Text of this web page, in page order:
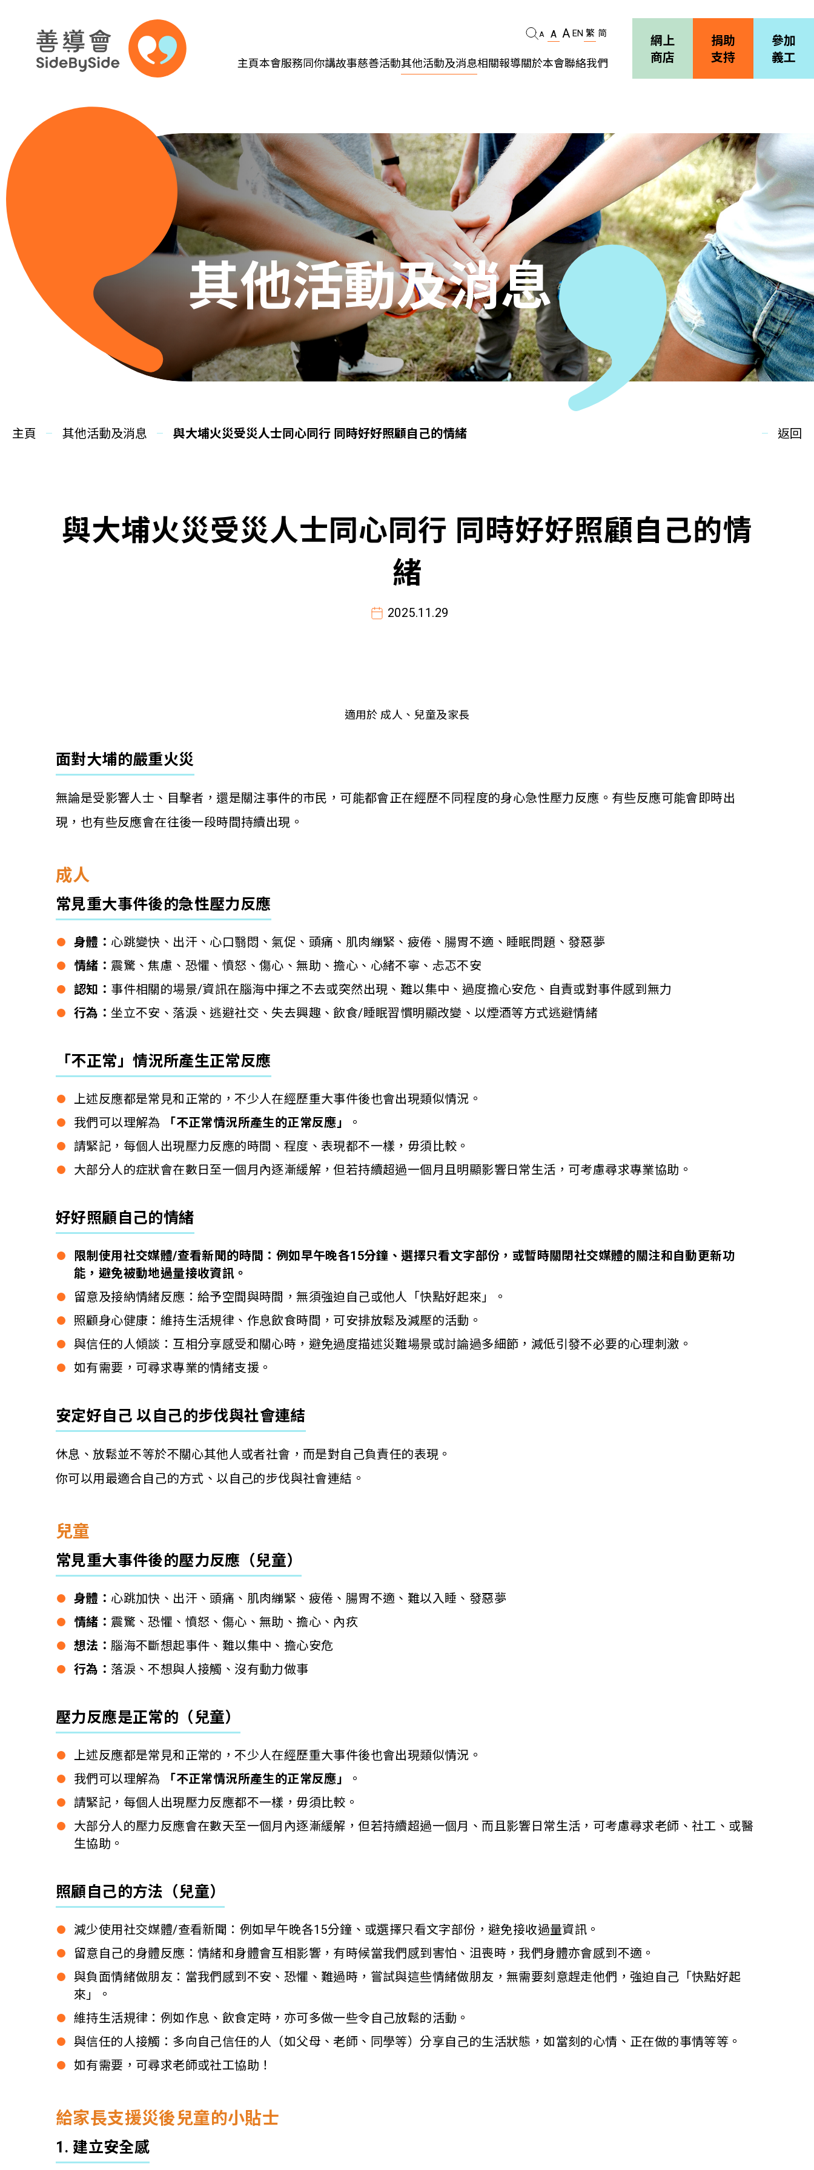
A A A EN 繁 简
主頁本會服務
職能發展
社區教育
多元共融
社區連繫
同你講故事慈善活動其他活動及消息相關報導關於本會
職位空缺
招標通告
聯絡我們
網上
商店
捐助
支持
參加
義工
其他活動及消息
主頁 其他活動及消息 與大埔火災受災人士同心同行 同時好好照顧自己的情緒 返回
與大埔火災受災人士同心同行 同時好好照顧自己的情
緒
2025.11.29
適用於 成人、兒童及家長
面對大埔的嚴重火災
無論是受影響人士、目擊者，還是關注事件的市民，可能都會正在經歷不同程度的身心急性壓力反應。有些反應可能會即時出
現，也有些反應會在往後一段時間持續出現。
成人
常見重大事件後的急性壓力反應
身體： 心跳變快、出汗、心口翳悶、氣促、頭痛、肌肉繃緊、疲倦、腸胃不適、睡眠問題、發惡夢
情緒： 震驚、焦慮、恐懼、憤怒、傷心、無助、擔心、心緒不寧、忐忑不安
認知： 事件相關的場景/資訊在腦海中揮之不去或突然出現、難以集中、過度擔心安危、自責或對事件感到無力
行為：坐立不安、落淚、逃避社交、失去興趣、飲食/睡眠習慣明顯改變、以煙酒等方式逃避情緒
「不正常」情況所產生正常反應
上述反應都是常見和正常的，不少人在經歷重大事件後也會出現類似情況。
我們可以理解為
「不正常情況所產生的正常反應」
。
請緊記，每個人出現壓力反應的時間、程度、表現都不一樣，毋須比較。
大部分人的症狀會在數日至一個月內逐漸緩解，但若持續超過一個月且明顯影響日常生活，可考慮尋求專業協助。
好好照顧自己的情緒
限制使用社交媒體/查看新聞的時間：例如早午晚各15分鐘、選擇只看文字部份，或暫時關閉社交媒體的關注和自動更新功
能，避免被動地過量接收資訊。
留意及接納情緒反應：給予空間與時間，無須強迫自己或他人「快點好起來」。
照顧身心健康：維持生活規律、作息飲食時間，可安排放鬆及減壓的活動。
與信任的人傾談：互相分享感受和關心時，避免過度描述災難場景或討論過多細節，減低引發不必要的心理刺激。
如有需要，可尋求專業的情緒支援。
安定好自己 以自己的步伐與社會連結
休息、放鬆並不等於不關心其他人或者社會，而是對自己負責任的表現。
你可以用最適合自己的方式、以自己的步伐與社會連結。
兒童
常見重大事件後的壓力反應（兒童）
身體： 心跳加快、出汗、頭痛、肌肉繃緊、疲倦、腸胃不適、難以入睡、發惡夢
情緒： 震驚、恐懼、憤怒、傷心、無助、擔心、內疚
想法： 腦海不斷想起事件、難以集中、擔心安危
行為： 落淚、不想與人接觸、沒有動力做事
壓力反應是正常的（兒童）
上述反應都是常見和正常的，不少人在經歷重大事件後也會出現類似情況。
我們可以理解為
「不正常情況所產生的正常反應」
。
請緊記，每個人出現壓力反應都不一樣，毋須比較。
大部分人的壓力反應會在數天至一個月內逐漸緩解，但若持續超過一個月、而且影響日常生活，可考慮尋求老師、社工、或醫
生協助。
照顧自己的方法（兒童）
減少使用社交媒體/查看新聞：例如早午晚各15分鐘、或選擇只看文字部份，避免接收過量資訊。
留意自己的身體反應：情緒和身體會互相影響，有時候當我們感到害怕、沮喪時，我們身體亦會感到不適。
與負面情緒做朋友：當我們感到不安、恐懼、難過時，嘗試與這些情緒做朋友，無需要刻意趕走他們，強迫自己「快點好起
來」。
維持生活規律：例如作息、飲食定時，亦可多做一些令自己放鬆的活動。
與信任的人接觸：多向自己信任的人（如父母、老師、同學等）分享自己的生活狀態，如當刻的心情、正在做的事情等等。
如有需要，可尋求老師或社工協助！
給家長支援災後兒童的小貼士
1. 建立安全感